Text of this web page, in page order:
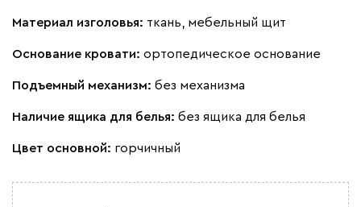
Клэй Мустард
Материал изголовья: ткань, мебельный щит
Основание кровати: ортопедическое основание
Подъемный механизм: без механизма
Наличие ящика для белья: без ящика для белья
Цвет основной: горчичный